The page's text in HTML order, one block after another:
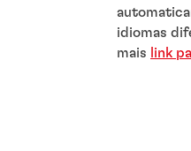
idiomas
mais
link